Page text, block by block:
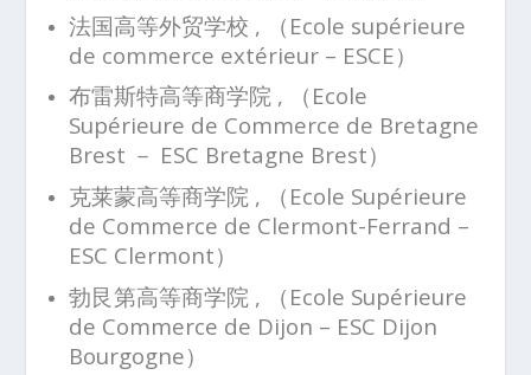
法国高等外贸学校 , （Ecole supérieure
de commerce extérieur – ESCE）
布雷斯特高等商学院 , （Ecole
Supérieure de Commerce de Bretagne
Brest － ESC Bretagne Brest）
克莱蒙高等商学院 , （Ecole Supérieure
de Commerce de Clermont-Ferrand –
ESC Clermont）
勃艮第高等商学院 , （Ecole Supérieure
de Commerce de Dijon – ESC Dijon
Bourgogne）